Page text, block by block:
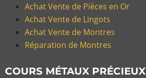
Achat Vente de Pièces en Or
Achat Vente de Lingots
Achat Vente de Montres
Réparation de Montres
COURS MÉTAUX PRÉCIEUX